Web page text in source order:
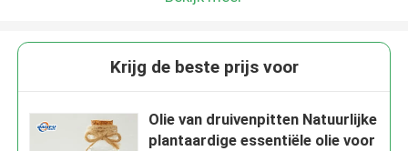
Krijg de beste prijs voor
Olie van druivenpitten Natuurlijke
plantaardige essentiële olie voor